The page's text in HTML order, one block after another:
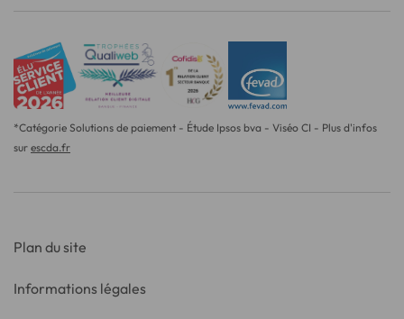
*Catégorie Solutions de paiement - Étude Ipsos bva - Viséo CI - Plus d'infos
sur escda.fr
Plan du site
Informations légales